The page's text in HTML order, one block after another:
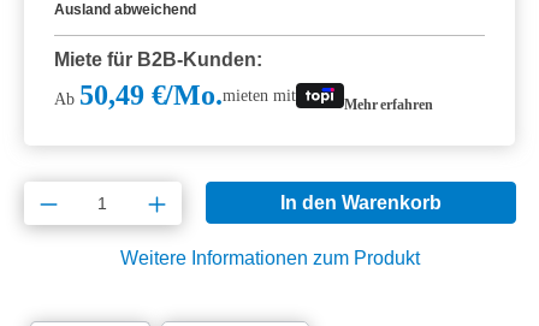
Ausland abweichend
Miete für B2B-Kunden:
Ab 50,49 €/Mo.mieten mit Mehr erfahren
Produkt Anzahl: Gib den gewünschten
In den Warenkorb
Weitere Informationen zum Produkt